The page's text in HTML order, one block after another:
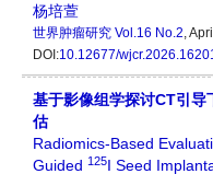
杨培萱
世界肿瘤研究 Vol.16 No.2,
DOI:10.12677/
基于影像组学探讨CT引导
估
Radiomics-Based
Guided 125I Seed